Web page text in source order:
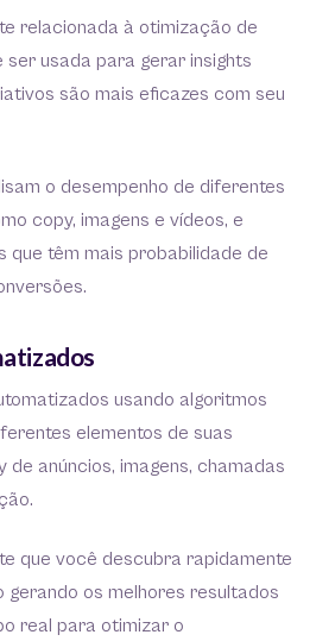
relacionada à otimização de
usada para gerar insights
são mais eficazes com seu
o desempenho de diferentes
copy, imagens e vídeos, e
que têm mais probabilidade de
usando algoritmos
elementos de suas
de anúncios, imagens, chamadas
que você descubra rapidamente
os melhores resultados
real para otimizar o